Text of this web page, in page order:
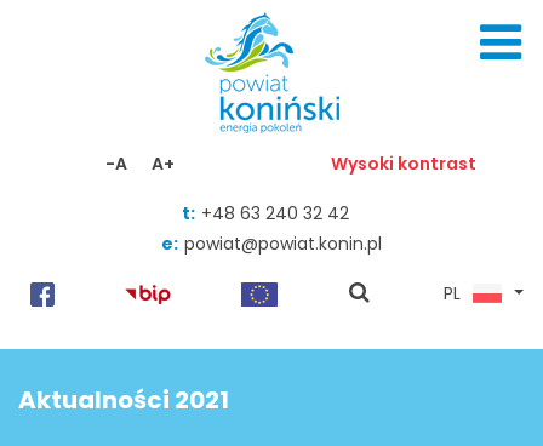
-A A+ Wysoki kontrast
t: +48 63 240 32 42
e: powiat@powiat.konin.pl
pokaż
PL
Aktualności 2021